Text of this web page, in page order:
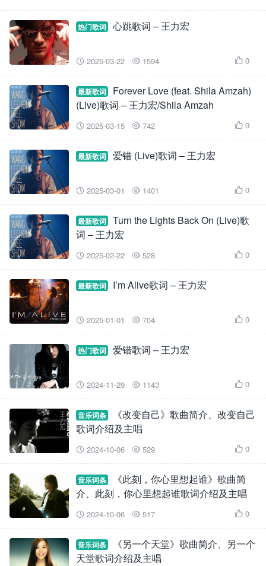
热门歌词 心跳歌词 – 王力宏
 2025-03-22  1594  0
最新歌词
Forever Love (feat. Shila Amzah)
(Live)歌词 – 王力宏/Shila Amzah
 2025-03-15  742  0
最新歌词 爱错 (Live)歌词 – 王力宏
 2025-03-01  1401  0
最新歌词
Turn the Lights Back On (Live)歌
词 – 王力宏
 2025-02-22  528  0
最新歌词 I’m Alive歌词 – 王力宏
 2025-01-01  704  0
热门歌词 爱错歌词 – 王力宏
 2024-11-29  1143  0
音乐词条
《改变自己》歌曲简介、改变自己
歌词介绍及主唱
 2024-10-06  529  0
音乐词条
《此刻，你心里想起谁》歌曲简
介、此刻，你心里想起谁歌词介绍及主唱
 2024-10-06  517  0
音乐词条
《另一个天堂》歌曲简介、另一个
天堂歌词介绍及主唱